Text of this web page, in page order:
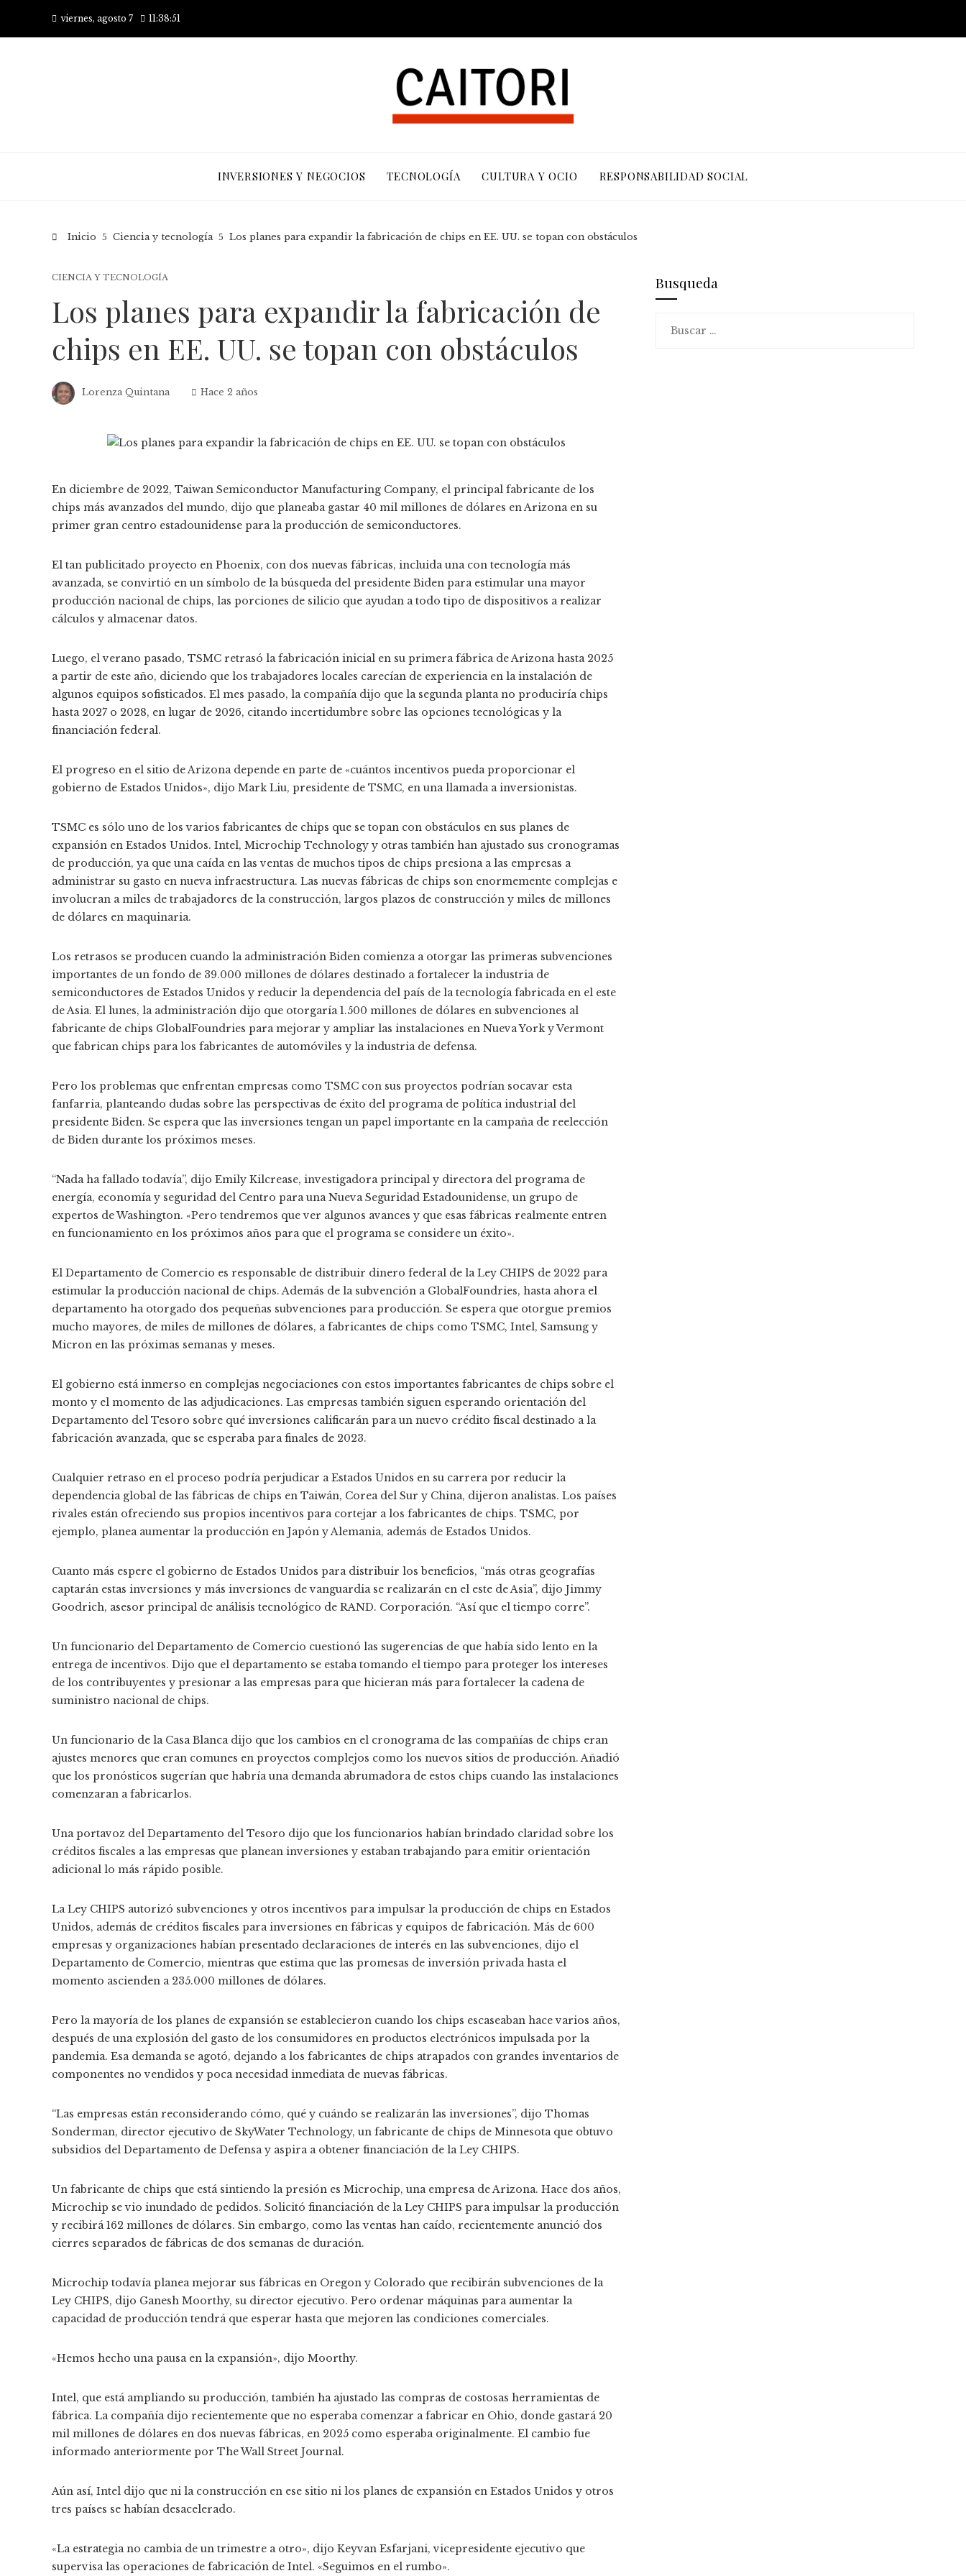
viernes, agosto 7 11:38:52
INVERSIONES Y NEGOCIOS TECNOLOGÍA CULTURA Y OCIO RESPONSABILIDAD SOCIAL
Inicio Ciencia y tecnología Los planes para expandir la fabricación de chips en EE. UU. se topan con obstáculos
CIENCIA Y TECNOLOGÍA
Los planes para expandir la fabricación de
chips en EE. UU. se topan con obstáculos
Lorenza Quintana Hace 2 años
En diciembre de 2022, Taiwan Semiconductor Manufacturing Company, el principal fabricante de los
chips más avanzados del mundo, dijo que planeaba gastar 40 mil millones de dólares en Arizona en su
primer gran centro estadounidense para la producción de semiconductores.
El tan publicitado proyecto en Phoenix, con dos nuevas fábricas, incluida una con tecnología más
avanzada, se convirtió en un símbolo de la búsqueda del presidente Biden para estimular una mayor
producción nacional de chips, las porciones de silicio que ayudan a todo tipo de dispositivos a realizar
cálculos y almacenar datos.
Luego, el verano pasado, TSMC retrasó la fabricación inicial en su primera fábrica de Arizona hasta 2025
a partir de este año, diciendo que los trabajadores locales carecían de experiencia en la instalación de
algunos equipos sofisticados. El mes pasado, la compañía dijo que la segunda planta no produciría chips
hasta 2027 o 2028, en lugar de 2026, citando incertidumbre sobre las opciones tecnológicas y la
financiación federal.
El progreso en el sitio de Arizona depende en parte de «cuántos incentivos pueda proporcionar el
gobierno de Estados Unidos», dijo Mark Liu, presidente de TSMC, en una llamada a inversionistas.
TSMC es sólo uno de los varios fabricantes de chips que se topan con obstáculos en sus planes de
expansión en Estados Unidos. Intel, Microchip Technology y otras también han ajustado sus cronogramas
de producción, ya que una caída en las ventas de muchos tipos de chips presiona a las empresas a
administrar su gasto en nueva infraestructura. Las nuevas fábricas de chips son enormemente complejas e
involucran a miles de trabajadores de la construcción, largos plazos de construcción y miles de millones
de dólares en maquinaria.
Los retrasos se producen cuando la administración Biden comienza a otorgar las primeras subvenciones
importantes de un fondo de 39.000 millones de dólares destinado a fortalecer la industria de
semiconductores de Estados Unidos y reducir la dependencia del país de la tecnología fabricada en el este
de Asia. El lunes, la administración dijo que otorgaría 1.500 millones de dólares en subvenciones al
fabricante de chips GlobalFoundries para mejorar y ampliar las instalaciones en Nueva York y Vermont
que fabrican chips para los fabricantes de automóviles y la industria de defensa.
Pero los problemas que enfrentan empresas como TSMC con sus proyectos podrían socavar esta
fanfarria, planteando dudas sobre las perspectivas de éxito del programa de política industrial del
presidente Biden. Se espera que las inversiones tengan un papel importante en la campaña de reelección
de Biden durante los próximos meses.
“Nada ha fallado todavía”, dijo Emily Kilcrease, investigadora principal y directora del programa de
energía, economía y seguridad del Centro para una Nueva Seguridad Estadounidense, un grupo de
expertos de Washington. «Pero tendremos que ver algunos avances y que esas fábricas realmente entren
en funcionamiento en los próximos años para que el programa se considere un éxito».
El Departamento de Comercio es responsable de distribuir dinero federal de la Ley CHIPS de 2022 para
estimular la producción nacional de chips. Además de la subvención a GlobalFoundries, hasta ahora el
departamento ha otorgado dos pequeñas subvenciones para producción. Se espera que otorgue premios
mucho mayores, de miles de millones de dólares, a fabricantes de chips como TSMC, Intel, Samsung y
Micron en las próximas semanas y meses.
El gobierno está inmerso en complejas negociaciones con estos importantes fabricantes de chips sobre el
monto y el momento de las adjudicaciones. Las empresas también siguen esperando orientación del
Departamento del Tesoro sobre qué inversiones calificarán para un nuevo crédito fiscal destinado a la
fabricación avanzada, que se esperaba para finales de 2023.
Cualquier retraso en el proceso podría perjudicar a Estados Unidos en su carrera por reducir la
dependencia global de las fábricas de chips en Taiwán, Corea del Sur y China, dijeron analistas. Los países
rivales están ofreciendo sus propios incentivos para cortejar a los fabricantes de chips. TSMC, por
ejemplo, planea aumentar la producción en Japón y Alemania, además de Estados Unidos.
Cuanto más espere el gobierno de Estados Unidos para distribuir los beneficios, “más otras geografías
captarán estas inversiones y más inversiones de vanguardia se realizarán en el este de Asia”, dijo Jimmy
Goodrich, asesor principal de análisis tecnológico de RAND. Corporación. “Así que el tiempo corre”.
Un funcionario del Departamento de Comercio cuestionó las sugerencias de que había sido lento en la
entrega de incentivos. Dijo que el departamento se estaba tomando el tiempo para proteger los intereses
de los contribuyentes y presionar a las empresas para que hicieran más para fortalecer la cadena de
suministro nacional de chips.
Un funcionario de la Casa Blanca dijo que los cambios en el cronograma de las compañías de chips eran
ajustes menores que eran comunes en proyectos complejos como los nuevos sitios de producción. Añadió
que los pronósticos sugerían que habría una demanda abrumadora de estos chips cuando las instalaciones
comenzaran a fabricarlos.
Una portavoz del Departamento del Tesoro dijo que los funcionarios habían brindado claridad sobre los
créditos fiscales a las empresas que planean inversiones y estaban trabajando para emitir orientación
adicional lo más rápido posible.
La Ley CHIPS autorizó subvenciones y otros incentivos para impulsar la producción de chips en Estados
Unidos, además de créditos fiscales para inversiones en fábricas y equipos de fabricación. Más de 600
empresas y organizaciones habían presentado declaraciones de interés en las subvenciones, dijo el
Departamento de Comercio, mientras que estima que las promesas de inversión privada hasta el
momento ascienden a 235.000 millones de dólares.
Pero la mayoría de los planes de expansión se establecieron cuando los chips escaseaban hace varios años,
después de una explosión del gasto de los consumidores en productos electrónicos impulsada por la
pandemia. Esa demanda se agotó, dejando a los fabricantes de chips atrapados con grandes inventarios de
componentes no vendidos y poca necesidad inmediata de nuevas fábricas.
“Las empresas están reconsiderando cómo, qué y cuándo se realizarán las inversiones”, dijo Thomas
Sonderman, director ejecutivo de SkyWater Technology, un fabricante de chips de Minnesota que obtuvo
subsidios del Departamento de Defensa y aspira a obtener financiación de la Ley CHIPS.
Un fabricante de chips que está sintiendo la presión es Microchip, una empresa de Arizona. Hace dos años,
Microchip se vio inundado de pedidos. Solicitó financiación de la Ley CHIPS para impulsar la producción
y recibirá 162 millones de dólares. Sin embargo, como las ventas han caído, recientemente anunció dos
cierres separados de fábricas de dos semanas de duración.
Microchip todavía planea mejorar sus fábricas en Oregon y Colorado que recibirán subvenciones de la
Ley CHIPS, dijo Ganesh Moorthy, su director ejecutivo. Pero ordenar máquinas para aumentar la
capacidad de producción tendrá que esperar hasta que mejoren las condiciones comerciales.
«Hemos hecho una pausa en la expansión», dijo Moorthy.
Intel, que está ampliando su producción, también ha ajustado las compras de costosas herramientas de
fábrica. La compañía dijo recientemente que no esperaba comenzar a fabricar en Ohio, donde gastará 20
mil millones de dólares en dos nuevas fábricas, en 2025 como esperaba originalmente. El cambio fue
informado anteriormente por The Wall Street Journal.
Aún así, Intel dijo que ni la construcción en ese sitio ni los planes de expansión en Estados Unidos y otros
tres países se habían desacelerado.
«La estrategia no cambia de un trimestre a otro», dijo Keyvan Esfarjani, vicepresidente ejecutivo que
supervisa las operaciones de fabricación de Intel. «Seguimos en el rumbo».
Busqueda